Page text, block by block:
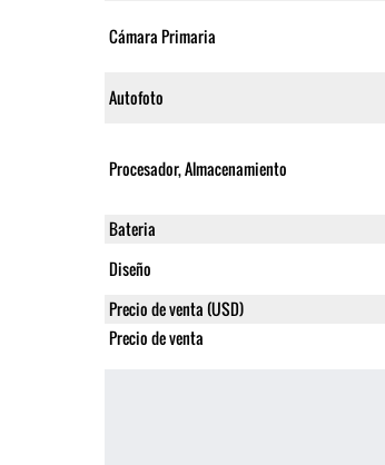
Cámara Primaria
Autofoto
Procesador, Almacenamiento
Bateria
Diseño
Precio de venta (USD)
Precio de venta